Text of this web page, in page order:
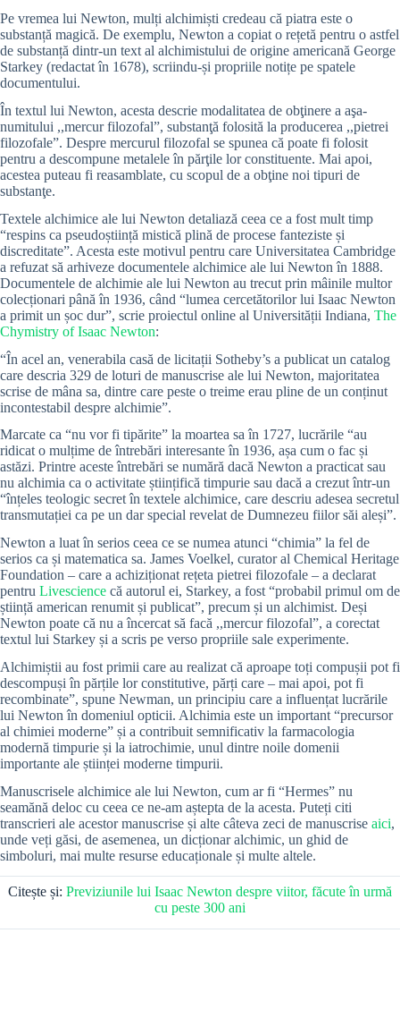
Pe vremea lui Newton, mulți alchimiști credeau că piatra este o
substanță magică. De exemplu, Newton a copiat o rețetă pentru o astfel
de substanță dintr-un text al alchimistului de origine americană George
Starkey (redactat în 1678), scriindu-și propriile notițe pe spatele
documentului.
În textul lui Newton, acesta descrie modalitatea de obţinere a aşa-
numitului ,,mercur filozofal”, substanţă folosită la producerea ,,pietrei
filozofale”. Despre mercurul filozofal se spunea că poate fi folosit
pentru a descompune metalele în părţile lor constituente. Mai apoi,
acestea puteau fi reasamblate, cu scopul de a obţine noi tipuri de
substanţe.
Textele alchimice ale lui Newton detaliază ceea ce a fost mult timp
“respins ca pseudoștiință mistică plină de procese fanteziste și
discreditate”. Acesta este motivul pentru care Universitatea Cambridge
a refuzat să arhiveze documentele alchimice ale lui Newton în 1888.
Documentele de alchimie ale lui Newton au trecut prin mâinile multor
colecționari până în 1936, când “lumea cercetătorilor lui Isaac Newton
a primit un șoc dur”, scrie proiectul online al Universității Indiana, The
Chymistry of Isaac Newton:
“În acel an, venerabila casă de licitații Sotheby’s a publicat un catalog
care descria 329 de loturi de manuscrise ale lui Newton, majoritatea
scrise de mâna sa, dintre care peste o treime erau pline de un conținut
incontestabil despre alchimie”.
Marcate ca “nu vor fi tipărite” la moartea sa în 1727, lucrările “au
ridicat o mulțime de întrebări interesante în 1936, așa cum o fac și
astăzi. Printre aceste întrebări se numără dacă Newton a practicat sau
nu alchimia ca o activitate științifică timpurie sau dacă a crezut într-un
“înțeles teologic secret în textele alchimice, care descriu adesea secretul
transmutației ca pe un dar special revelat de Dumnezeu fiilor săi aleși”.
Newton a luat în serios ceea ce se numea atunci “chimia” la fel de
serios ca și matematica sa. James Voelkel, curator al Chemical Heritage
Foundation – care a achiziționat rețeta pietrei filozofale – a declarat
pentru Livescience că autorul ei, Starkey, a fost “probabil primul om de
știință american renumit și publicat”, precum și un alchimist. Deși
Newton poate că nu a încercat să facă ,,mercur filozofal”, a corectat
textul lui Starkey și a scris pe verso propriile sale experimente.
Alchimiștii au fost primii care au realizat că aproape toți compușii pot fi
descompuși în părțile lor constitutive, părți care – mai apoi, pot fi
recombinate”, spune Newman, un principiu care a influențat lucrările
lui Newton în domeniul opticii. Alchimia este un important “precursor
al chimiei moderne” și a contribuit semnificativ la farmacologia
modernă timpurie și la iatrochimie, unul dintre noile domenii
importante ale științei moderne timpurii.
Manuscrisele alchimice ale lui Newton, cum ar fi “Hermes” nu
seamănă deloc cu ceea ce ne-am aștepta de la acesta. Puteți citi
transcrieri ale acestor manuscrise și alte câteva zeci de manuscrise aici,
unde veți găsi, de asemenea, un dicționar alchimic, un ghid de
simboluri, mai multe resurse educaționale și multe altele.
Citește și: Previziunile lui Isaac Newton despre viitor, făcute în urmă
cu peste 300 ani